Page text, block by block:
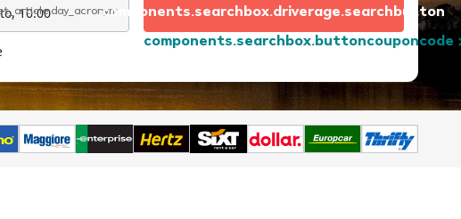
10:00
components.searchbox.buttoncouponcode
components.searchbox.driverage.searchbutton